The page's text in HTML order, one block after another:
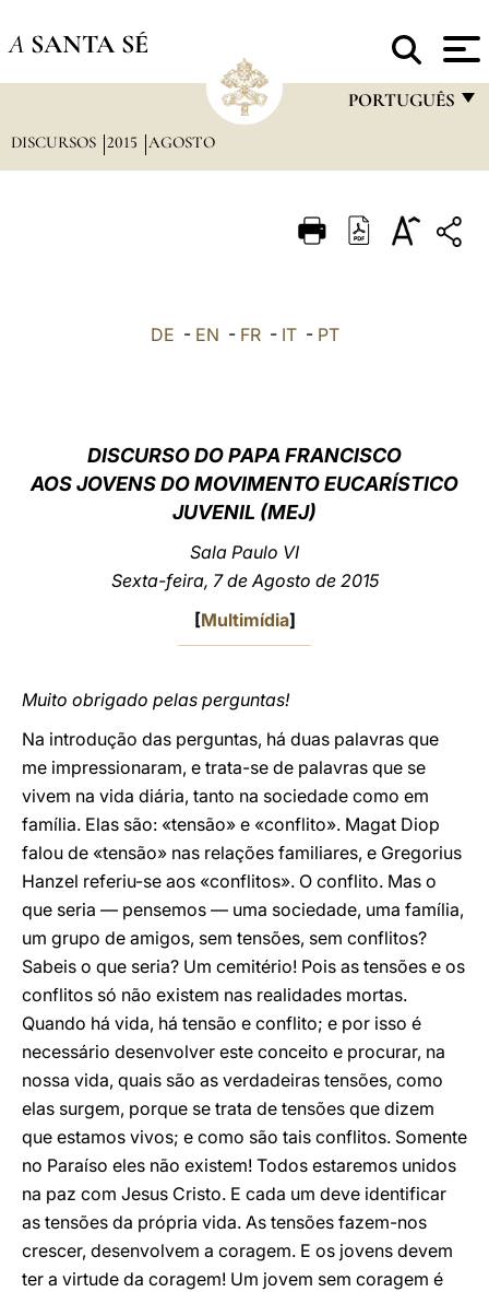
A SANTA SÉ
PORTUGUÊS
ITALIANO
中文
DISCURSOS 2015 AGOSTO
DE - EN - FR- IT- PT
DISCURSO DO PAPA FRANCISCO
AOS JOVENS DO MOVIMENTO EUCARÍSTICO
JUVENIL (MEJ)
Sala Paulo VI
Sexta-feira, 7 de Agosto de 2015
[Multimídia]
Muito obrigado pelas perguntas!
Na introdução das perguntas, há duas palavras que
me impressionaram, e trata-se de palavras que se
vivem na vida diária, tanto na sociedade como em
família. Elas são: «tensão» e «conflito». Magat Diop
falou de «tensão» nas relações familiares, e Gregorius
Hanzel referiu-se aos «conflitos». O conflito. Mas o
que seria — pensemos — uma sociedade, uma família,
um grupo de amigos, sem tensões, sem conflitos?
Sabeis o que seria? Um cemitério! Pois as tensões e os
conflitos só não existem nas realidades mortas.
Quando há vida, há tensão e conflito; e por isso é
necessário desenvolver este conceito e procurar, na
nossa vida, quais são as verdadeiras tensões, como
elas surgem, porque se trata de tensões que dizem
que estamos vivos; e como são tais conflitos. Somente
no Paraíso eles não existem! Todos estaremos unidos
na paz com Jesus Cristo. E cada um deve identificar
as tensões da própria vida. As tensões fazem-nos
crescer, desenvolvem a coragem. E os jovens devem
ter a virtude da coragem! Um jovem sem coragem é